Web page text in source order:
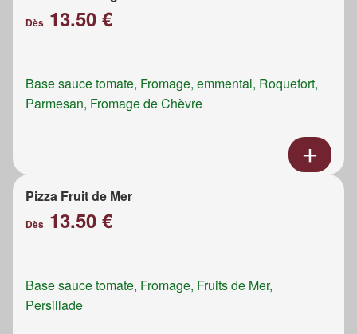
Dès 13.50 €
Base sauce tomate, Fromage, emmental, Roquefort,
Parmesan, Fromage de Chèvre
Pizza Fruit de Mer
Dès 13.50 €
Base sauce tomate, Fromage, Fruits de Mer,
Persillade